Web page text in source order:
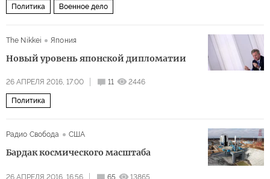
Политика Военное дело
The Nikkei Япония
Новый уровень японской дипломатии
26 АПРЕЛЯ 2016, 17:00 11 2446
Политика
Радио Свобода США
Бардак космического масштаба
26 АПРЕЛЯ 2016, 16:56 65 13865